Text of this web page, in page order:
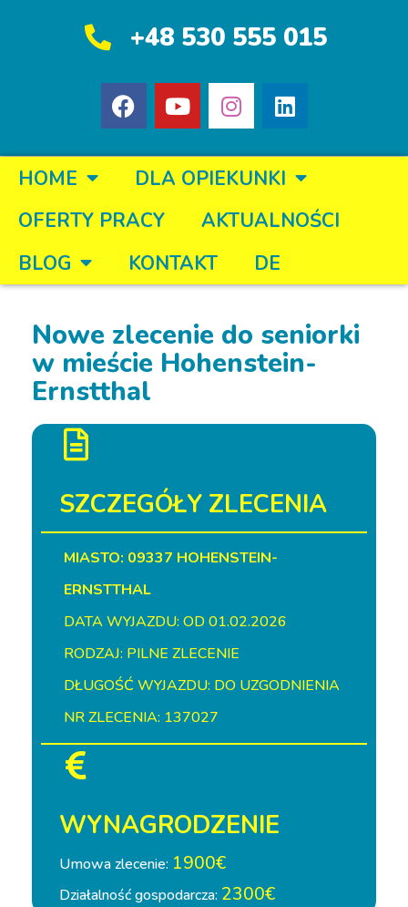
+48 530 555 015
HOME
DLA OPIEKUNKI
OFERTY PRACY
AKTUALNOŚCI
BLOG
KONTAKT DE
Nowe zlecenie do seniorki
w mieście Hohenstein-
Ernstthal
SZCZEGÓŁY ZLECENIA
MIASTO: 09337 HOHENSTEIN-
ERNSTTHAL
DATA WYJAZDU: OD 01.02.2026
RODZAJ: PILNE ZLECENIE
DŁUGOŚĆ WYJAZDU: DO UZGODNIENIA
NR ZLECENIA: 137027
WYNAGRODZENIE
Umowa zlecenie: 1900€
Działalność gospodarcza: 2300€